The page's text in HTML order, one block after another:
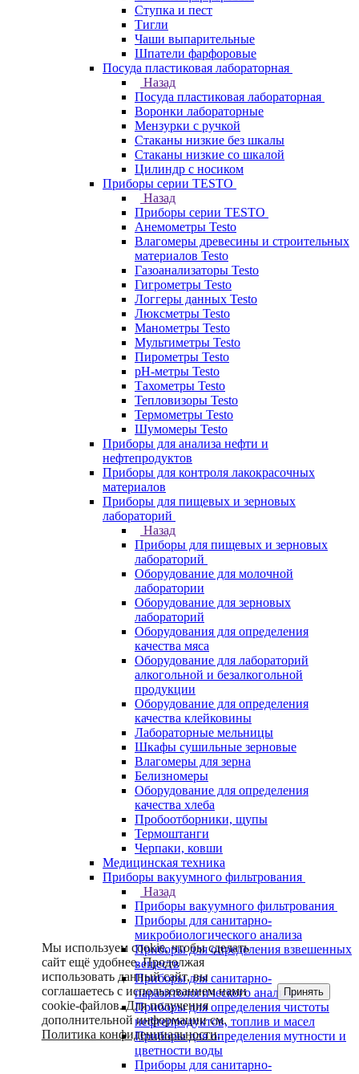
Ступка и пест
Тигли
Чаши выпарительные
Шпатели фарфоровые
Посуда пластиковая лабораторная
Назад
Посуда пластиковая лабораторная
Воронки лабораторные
Мензурки с ручкой
Стаканы низкие без шкалы
Стаканы низкие со шкалой
Цилиндр с носиком
Приборы серии TESTO
Назад
Приборы серии TESTO
Анемометры Testo
Влагомеры древесины и строительных
материалов Testo
Газоанализаторы Testo
Гигрометры Testo
Логгеры данных Testo
Люксметры Testo
Манометры Testo
Мультиметры Testo
Пирометры Testo
pH-метры Testo
Тахометры Testo
Тепловизоры Testo
Термометры Testo
Шумомеры Testo
Приборы для анализа нефти и
нефтепродуктов
Приборы для контроля лакокрасочных
материалов
Приборы для пищевых и зерновых
лабораторий
Назад
Приборы для пищевых и зерновых
лабораторий
Оборудование для молочной
лаборатории
Оборудование для зерновых
лабораторий
Оборудования для определения
качества мяса
Оборудование для лабораторий
алкогольной и безалкогольной
продукции
Оборудование для определения
качества клейковины
Лабораторные мельницы
Шкафы сушильные зерновые
Влагомеры для зерна
Белизномеры
Оборудование для определения
качества хлеба
Пробоотборники, щупы
Термоштанги
Черпаки, ковши
Медицинская техника
Приборы вакуумного фильтрования
Назад
Приборы вакуумного фильтрования
Приборы для санитарно-
микробиологического анализа
Приборы для определения взвешенных
веществ
Приборы для санитарно-
паразитологического анализа
Приборы для определения чистоты
нефтепродуктов, топлив и масел
Приборы для определения мутности и
цветности воды
Приборы для санитарно-
Мы используем cookie, чтобы сделать
сайт ещё удобнее. Продолжая
использовать данный сайт, вы
соглашаетесь с использованием нами
cookie-файлов. Для получения
дополнительной информации см.
Политика конфиденциальности.
Принять